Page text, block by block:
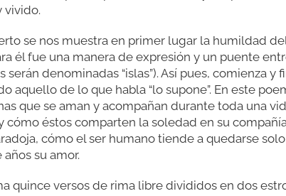
vivido.
se nos muestra en primer lugar la humildad
él fue una manera de expresión y un puente
serán denominadas “islas”). Así pues, comienza y
aquello de lo que habla “lo supone”. En este
que se aman y acompañan durante toda una
cómo éstos comparten la soledad en su
cómo el ser humano tiende a quedarse
su amor.
quince versos de rima libre divididos en dos